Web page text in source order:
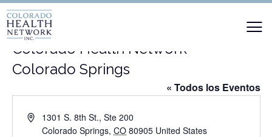
Colorado Health Network –
Colorado Springs
« Todos los Eventos
Dirección1301 S. 8th St., Ste 200
Colorado Springs, CO 80905 United States